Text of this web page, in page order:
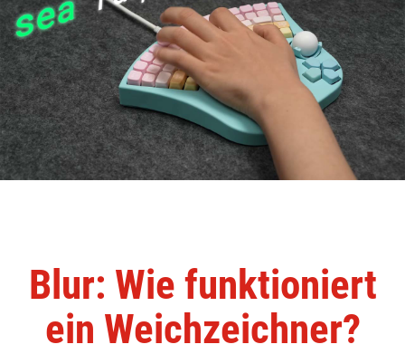
Blur: Wie funktioniert
ein Weichzeichner?